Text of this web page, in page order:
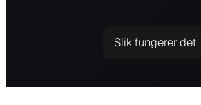
Slik fungerer det